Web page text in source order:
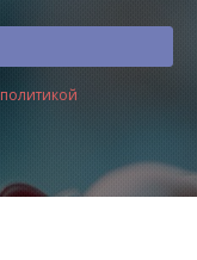
политикой